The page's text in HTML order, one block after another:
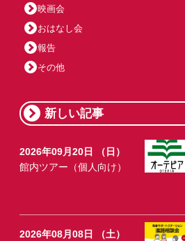
映画会
おはなし会
報告
その他
新しい記事
2026年09月20日 （日）
館内ツアー（個人向け）
2026年08月08日 （土）